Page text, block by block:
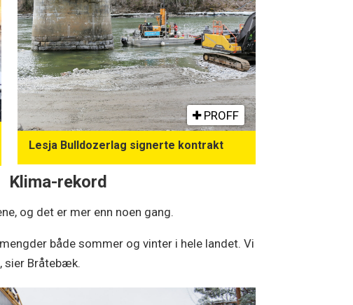
PROFF
Lesja Bulldozerlag signerte kontrakt
Klima-rekord
og det er mer enn noen gang.
både sommer og vinter i hele landet. Vi
sier Bråtebæk.